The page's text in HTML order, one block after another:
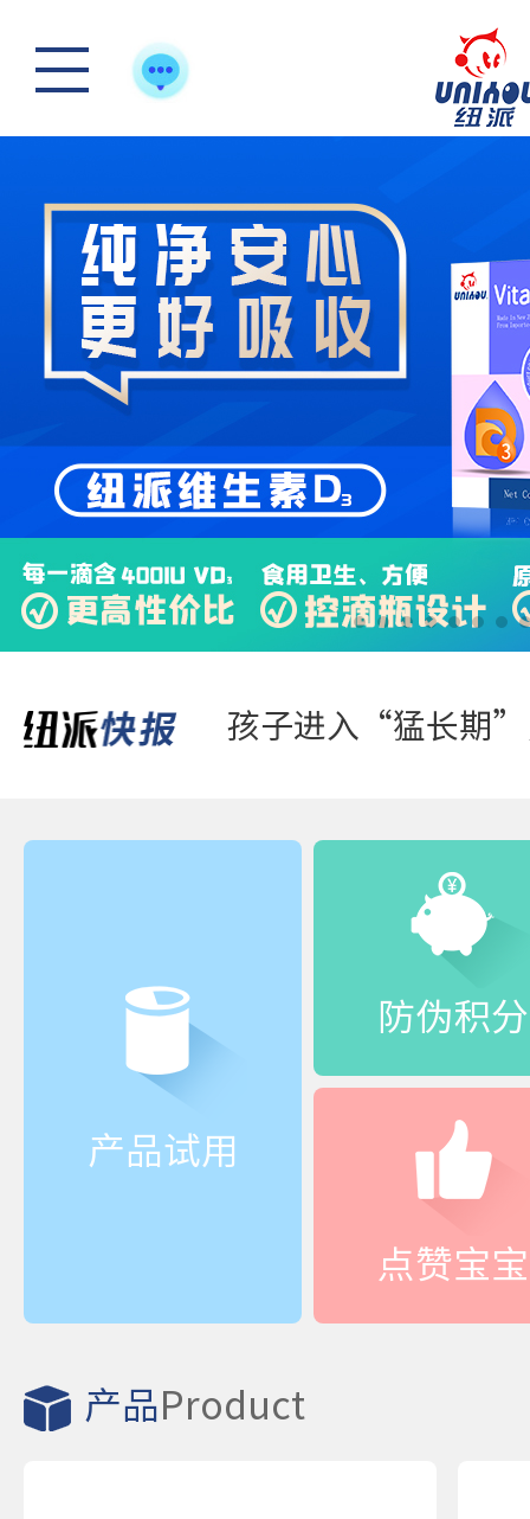
踏青游玩-好体质，
怎么样选一款合适
快来“静一静”，多
踏青游玩-好体质，
产品试用
防伪积分
点赞宝宝
产品 Product